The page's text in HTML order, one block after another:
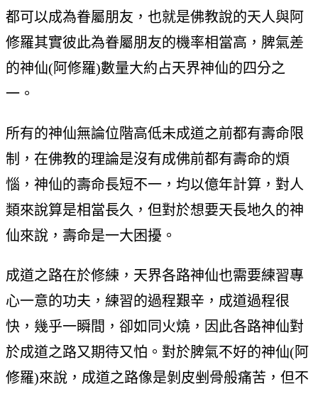
都可以成為眷屬朋友，也就是佛教說的天人與阿
修羅其實彼此為眷屬朋友的機率相當高，脾氣差
的神仙(阿修羅)數量大約占天界神仙的四分之
一。
所有的神仙無論位階高低未成道之前都有壽命限
制，在佛教的理論是沒有成佛前都有壽命的煩
惱，神仙的壽命長短不一，均以億年計算，對人
類來說算是相當長久，但對於想要天長地久的神
仙來說，壽命是一大困擾。
成道之路在於修練，天界各路神仙也需要練習專
心一意的功夫，練習的過程艱辛，成道過程很
快，幾乎一瞬間，卻如同火燒，因此各路神仙對
於成道之路又期待又怕。對於脾氣不好的神仙(阿
修羅)來說，成道之路像是剝皮剉骨般痛苦，但不